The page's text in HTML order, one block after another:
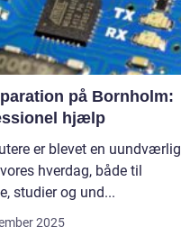
på Bornholm:
hjælp
er blevet en uundværlig
hverdag, både til
studier og und...
2025